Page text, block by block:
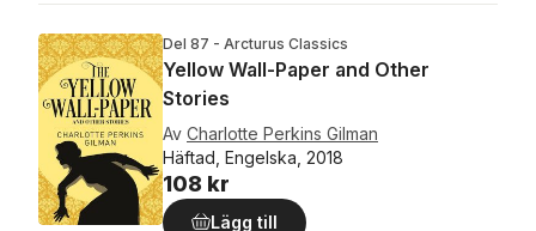
Del 87 - Arcturus Classics
Yellow Wall-Paper and Other
Stories
Av Charlotte Perkins Gilman
Häftad, Engelska, 2018
108 kr
Lägg till